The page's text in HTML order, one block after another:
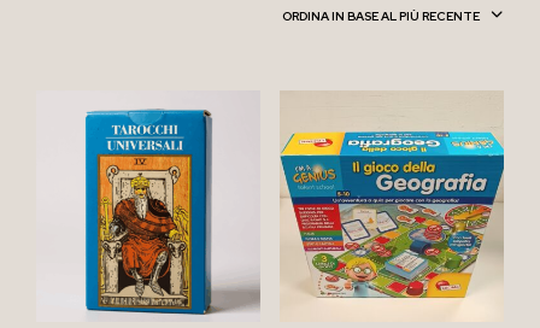
ORDINA IN BASE AL PIÙ RECENTE